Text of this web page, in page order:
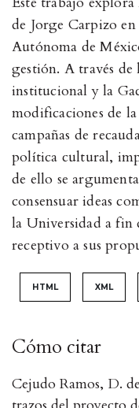
Cómo citar
Cejudo Ramos, D.
de Jorge Carpizo
Autónoma de
gestión. A través
institucional y la
modificaciones de
campañas de
política cultural,
de ello se
consensuar ideas
la Universidad a fin
receptivo a sus
HTML XML